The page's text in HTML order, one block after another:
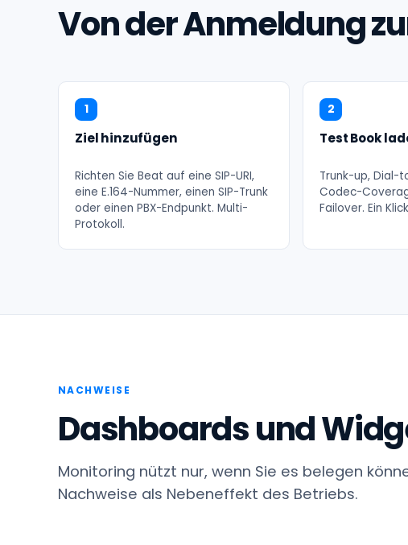
Von der Anmeldung
1
Ziel hinzufügen
Richten Sie Beat auf eine SIP-URI,
eine E.164-Nummer, einen SIP-Trunk
oder einen PBX-Endpunkt. Multi-
Protokoll.
2
Test Book
Trunk-up, Dial-
Codec-
Failover. Ein
NACHWEISE
Dashboards und
Monitoring nützt nur, wenn Sie es belegen
Nachweise als Nebeneffekt des Betriebs.